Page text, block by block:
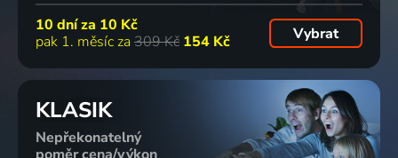
10 dní za 10 Kč
pak 1. měsíc za 309 Kč 154 Kč Vybrat
KLASIK
Nepřekonatelný